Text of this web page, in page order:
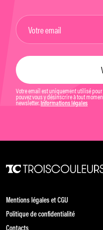
Votre email est uniquement utilisé
pouvez vous y désinscrire à tout
newsletter. Informations légales
Mentions légales et CGU
Politique de confidentialité